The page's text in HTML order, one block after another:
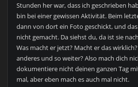
Stunden her war, dass ich geschrieben
bin bei einer gewissen Aktivität. Beim
dann von dort ein Foto geschickt, und
nicht gemacht. Da siehst du, da ist sie
Was macht er jetzt? Macht er das
anderes und so weiter? Also mach dich
dokumentiere nicht deinen ganzen Tag
mal, aber eben mach es auch mal nicht.